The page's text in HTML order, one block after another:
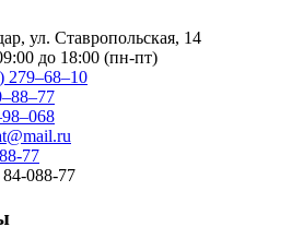
ул. Ставропольская, 14
до 18:00 (пн-пт)
279–68–10
77
088-77